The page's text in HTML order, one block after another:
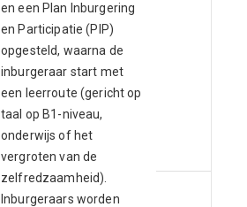
en een Plan Inburgering
en Participatie (PIP)
opgesteld, waarna de
inburgeraar start met
een leerroute (gericht op
taal op B1-niveau,
onderwijs of het
vergroten van de
zelfredzaamheid).
Inburgeraars worden